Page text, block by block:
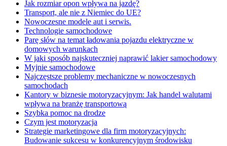
Jak rozmiar opon wpływa na jazdę?
Transport, ale nie z Niemiec do UE?
Nowoczesne modele aut i serwis.
Technologie samochodowe
Parę słów na temat ładowania pojazdu elektryczne w
domowych warunkach
W jaki sposób najskuteczniej naprawić lakier samochodowy
Myjnie samochodowe
Najczęstsze problemy mechaniczne w nowoczesnych
samochodach
Kantory w biznesie motoryzacyjnym: Jak handel walutami
wpływa na branżę transportową
Szybka pomoc na drodze
Czym jest motoryzacja
Strategie marketingowe dla firm motoryzacyjnych:
Budowanie sukcesu w konkurencyjnym środowisku